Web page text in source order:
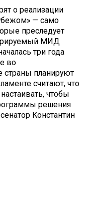
о реализации
— само
преследует
МИД
три года
во
страны планируют
считают, что
чтобы
решения
Константин